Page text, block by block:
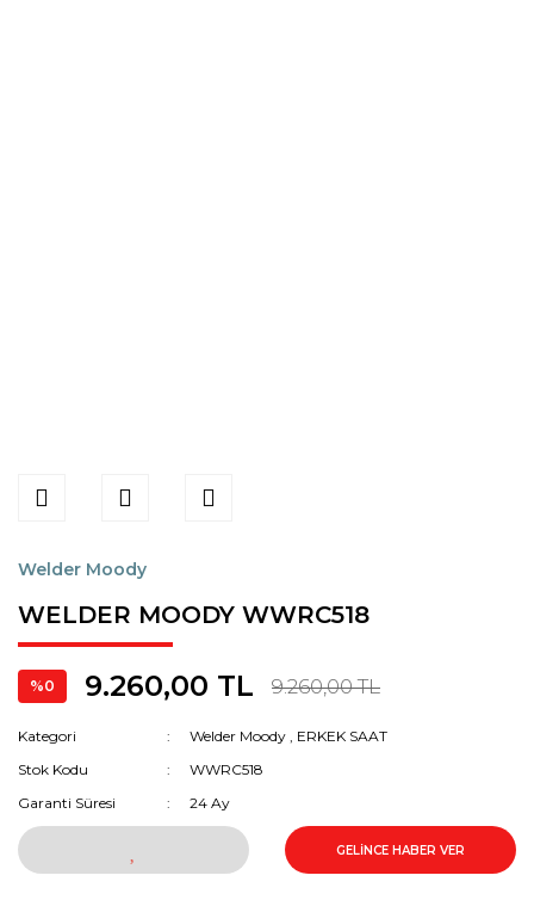
Welder Moody
WELDER MOODY WWRC518
%0 9.260,00 TL 9.260,00 TL
Kategori Welder Moody , ERKEK SAAT
Stok Kodu
WWRC518
Garanti Süresi
24 Ay
GELİNCE HABER VER